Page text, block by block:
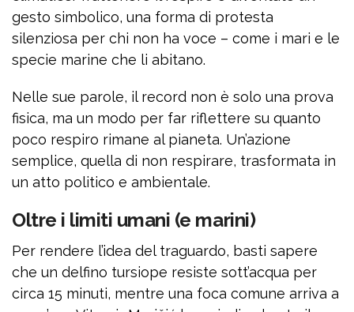
gesto simbolico, una forma di protesta
silenziosa per chi non ha voce – come i mari e le
specie marine che li abitano.
Nelle sue parole, il record non è solo una prova
fisica, ma un modo per far riflettere su quanto
poco respiro rimane al pianeta. Un’azione
semplice, quella di non respirare, trasformata in
un atto politico e ambientale.
Oltre i limiti umani (e marini)
Per rendere l’idea del traguardo, basti sapere
che un delfino tursiope resiste sott’acqua per
circa 15 minuti, mentre una foca comune arriva a